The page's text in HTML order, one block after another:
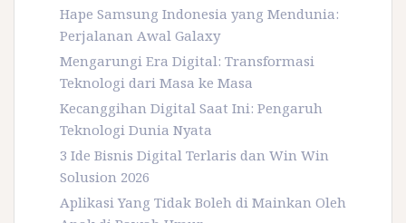
Hape Samsung Indonesia yang Mendunia:
Perjalanan Awal Galaxy
Mengarungi Era Digital: Transformasi
Teknologi dari Masa ke Masa
Kecanggihan Digital Saat Ini: Pengaruh
Teknologi Dunia Nyata
3 Ide Bisnis Digital Terlaris dan Win Win
Solusion 2026
Aplikasi Yang Tidak Boleh di Mainkan Oleh